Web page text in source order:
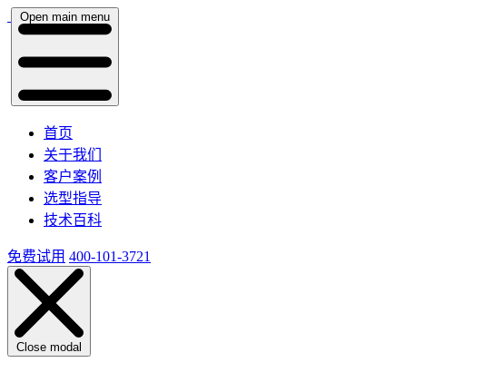
Open main menu
首页
关于我们
客户案例
选型指导
技术百科
免费试用 400-101-3721
Close modal